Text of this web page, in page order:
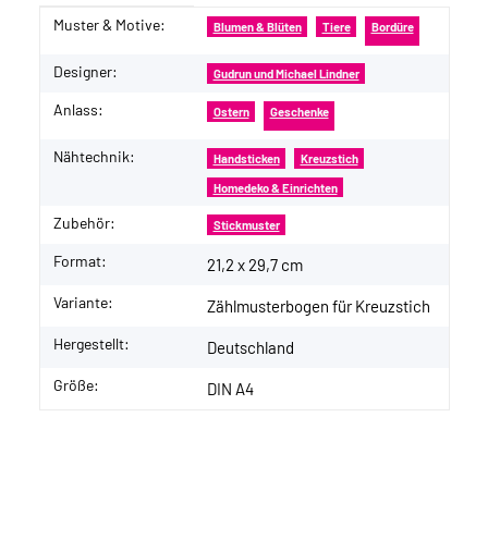
Produkteigenschaft
Wert
Muster & Motive: Blumen & Blüten Tiere Bordüre
Designer: Gudrun und Michael Lindner
Anlass: Ostern Geschenke
Nähtechnik: Handsticken Kreuzstich
Homedeko & Einrichten
Zubehör: Stickmuster
Format: 21,2 x 29,7 cm
Variante: Zählmusterbogen für Kreuzstich
Hergestellt: Deutschland
Größe: DIN A4